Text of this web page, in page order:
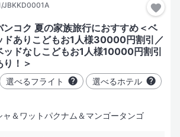
JBKKD0001A
ンコク 夏の家族旅行におすすめ＜ベ
ドありこどもお1人様30000円割引／
ッドなしこどもお1人様10000円割引
り！＞
選べるフライト 選べるホテル
ャ＆ワットパクナム＆マンゴータンゴ